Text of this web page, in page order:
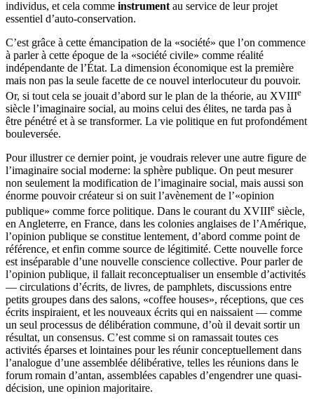
individus, et cela comme instrument au service de leur projet
essentiel d’auto-conservation.
C’est grâce à cette émancipation de la «société» que l’on commence
à parler à cette époque de la «société civile» comme réalité
indépendante de l’État. La dimension économique est la première
mais non pas la seule facette de ce nouvel interlocuteur du pouvoir.
Or, si tout cela se jouait d’abord sur le plan de la théorie, au XVIIIe
siècle l’imaginaire social, au moins celui des élites, ne tarda pas à
être pénétré et à se transformer. La vie politique en fut profondément
bouleversée.
Pour illustrer ce dernier point, je voudrais relever une autre figure de
l’imaginaire social moderne: la sphère publique. On peut mesurer
non seulement la modification de l’imaginaire social, mais aussi son
énorme pouvoir créateur si on suit l’avènement de l’«opinion
publique» comme force politique. Dans le courant du XVIIIe siècle,
en Angleterre, en France, dans les colonies anglaises de l’Amérique,
l’opinion publique se constitue lentement, d’abord comme point de
référence, et enfin comme source de légitimité. Cette nouvelle force
est inséparable d’une nouvelle conscience collective. Pour parler de
l’opinion publique, il fallait reconceptualiser un ensemble d’activités
— circulations d’écrits, de livres, de pamphlets, discussions entre
petits groupes dans des salons, «coffee houses», réceptions, que ces
écrits inspiraient, et les nouveaux écrits qui en naissaient — comme
un seul processus de délibération commune, d’où il devait sortir un
résultat, un consensus. C’est comme si on ramassait toutes ces
activités éparses et lointaines pour les réunir conceptuellement dans
l’analogue d’une assemblée délibérative, telles les réunions dans le
forum romain d’antan, assemblées capables d’engendrer une quasi-
décision, une opinion majoritaire.